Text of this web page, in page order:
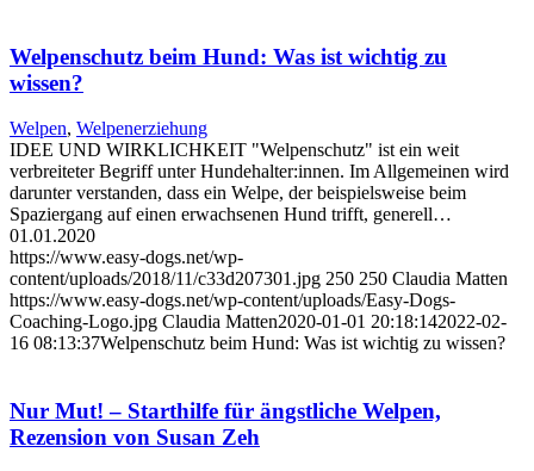
Welpenschutz beim Hund: Was ist wichtig zu
wissen?
Welpen, Welpenerziehung
IDEE UND WIRKLICHKEIT "Welpenschutz" ist ein weit
verbreiteter Begriff unter Hundehalter:innen. Im Allgemeinen wird
darunter verstanden, dass ein Welpe, der beispielsweise beim
Spaziergang auf einen erwachsenen Hund trifft, generell…
01.01.2020
https://www.easy-dogs.net/wp-
content/uploads/2018/11/c33d207301.jpg 250 250 Claudia Matten
https://www.easy-dogs.net/wp-content/uploads/Easy-Dogs-
Coaching-Logo.jpg Claudia Matten2020-01-01 20:18:142022-02-
16 08:13:37Welpenschutz beim Hund: Was ist wichtig zu wissen?
Nur Mut! – Starthilfe für ängstliche Welpen,
Rezension von Susan Zeh